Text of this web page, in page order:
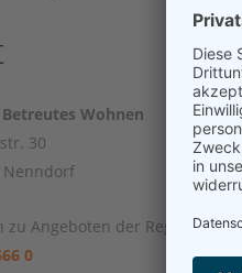
Wohnen
30
Nenndorf
zu Angeboten der Region unter
0